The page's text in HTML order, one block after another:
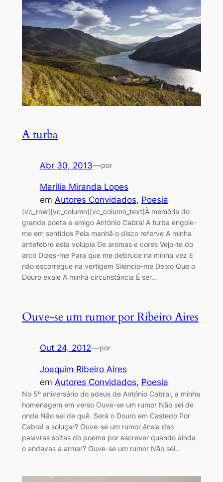
A turba
Abr 30, 2013—por
Marília Miranda Lopes
em Autores Convidados, Poesia
[vc_row][vc_column][vc_column_text]À memória do
grande poeta e amigo António Cabral A turba engole-
me em sentidos Pela manhã o disco referve A minha
antefebre esta volúpia De aromas e cores Vejo-te do
arco Dizes-me Para que me debruce na minha vez E
não escorregue na vertigem Silencio-me Deixo Que o
Douro exale A minha circunstância É ser…
Ouve-se um rumor por Ribeiro Aires
Out 24, 2012—por
Joaquim Ribeiro Aires
em Autores Convidados, Poesia
No 5º aniversário do adeus de António Cabral, a minha
homenagem em verso Ouve-se um rumor Não sei de
onde Não sei de quê. Será o Douro em Castedo Por
Cabral a soluçar? Ouve-se um rumor ânsia das
palavras soltas do poema por escrever quando ainda
o andavas a armar? Ouve-se um rumor Não sei…